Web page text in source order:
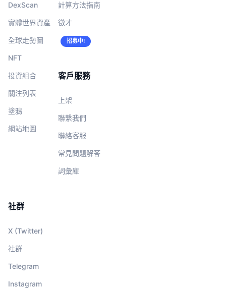
DexScan
實體世界資產
全球走勢圖
NFT
投資組合
關注列表
塗鴉
網站地圖
計算方法指南
徵才
招募中!
客戶服務
上架
聯繫我們
聯絡客服
常見問題解答
詞彙庫
社群
X (Twitter)
社群
Telegram
Instagram